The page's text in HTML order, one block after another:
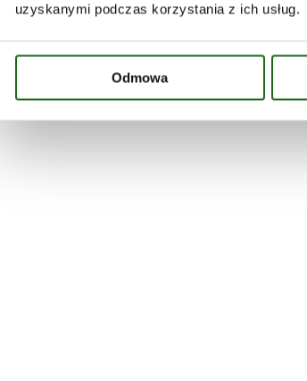
uzyskanymi podczas korzystania z ich usług.
Odmowa